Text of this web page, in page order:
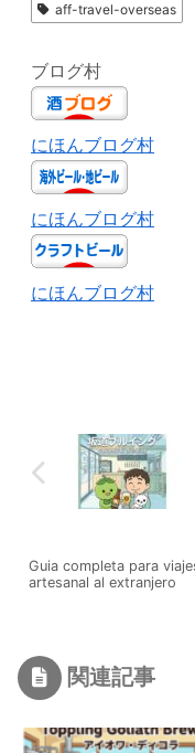
aff-travel-overseas
ブログ村
にほんブログ村
にほんブログ村
にほんブログ村
Guia completa para
artesanal al extranjero
関連記事